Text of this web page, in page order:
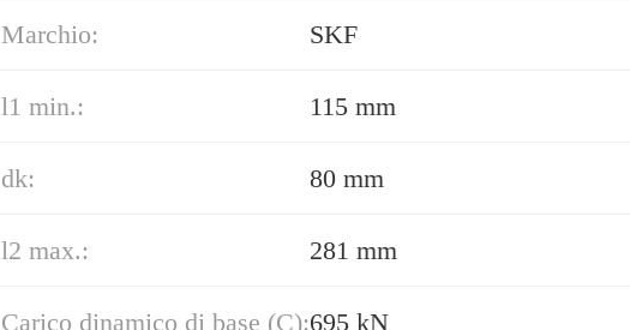
Marchio: SKF
l1 min.: 115 mm
dk: 80 mm
l2 max.: 281 mm
Carico dinamico di base (C):695 kN